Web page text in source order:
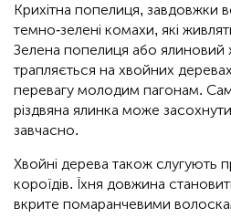
Крихітна попелиця,
темно-зелені комахи, які
Зелена попелиця або ялиновий
трапляється на хвойних
перевагу молодим пагонам.
різдвяна ялинка може
завчасно.
Хвойні дерева також слугують
короїдів. Їхня довжина
вкрите помаранчевими